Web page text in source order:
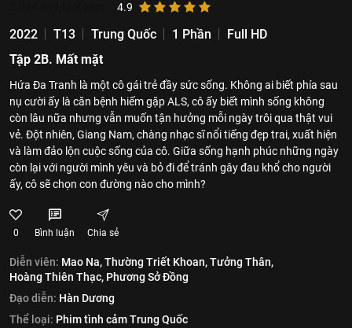
4.9
2022 T13 Trung Quốc 1 Phần
Full HD
Tập 2B. Mất mặt
Hứa Đa Tranh là một cô gái trẻ đầy sức sống. Không ai biết phía sau
nụ cười ấy là căn bệnh hiếm gặp ALS, cô ấy biết mình sống không
còn lâu nữa nhưng vẫn muốn tận hưởng mỗi ngày trôi qua thật vui
vẻ. Đột nhiên, Giang Nam, chàng nhạc sĩ nổi tiếng đẹp trai, xuất hiện
và làm đảo lộn cuộc sống của cô. Giữa sống hạnh phúc những ngày
còn lại với người mình yêu và bỏ đi để tránh gây đau khổ cho người
ấy, cô sẽ chọn con đường nào cho mình?
0 Bình luận Chia sẻ
Diễn viên: Mao Na,Thường Triết Khoan,Tưởng Thân,
Hoàng Thiên Thạc, Phương Sở Đồng
Đạo diễn: Hàn Dương
Thể loại: Phim tình cảm Trung Quốc